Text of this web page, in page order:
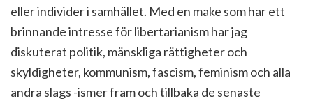
eller individer i samhället. Med en make som har ett
brinnande intresse för libertarianism har jag
diskuterat politik, mänskliga rättigheter och
skyldigheter, kommunism, fascism, feminism och alla
andra slags -ismer fram och tillbaka de senaste